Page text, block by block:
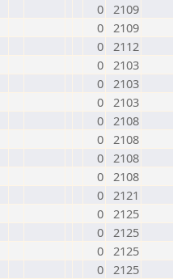
0 2109
0 2109
0 2112
0 2103
0 2103
0 2103
0 2108
0 2108
0 2108
0 2108
0 2121
0 2125
0 2125
0 2125
0 2125